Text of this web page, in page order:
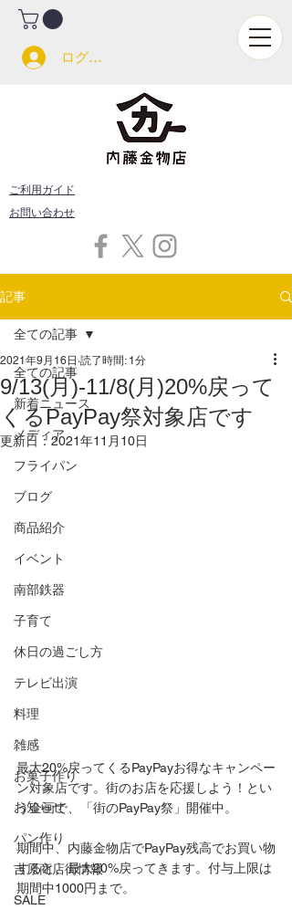
ログイン
ご利用ガイド
お問い合わせ
記事
全ての記事
新着ニュース
メディア
フライパン
ブログ
商品紹介
イベント
南部鉄器
子育て
休日の過ごし方
テレビ出演
料理
雑感
お菓子作り
お知らせ
パン作り
吉原商店街情報
SALE
全ての記事
9/13(月)-11/8(月)20%戻って
くるPayPay祭対象店です
2021年9月16日 読了時間: 1分
更新日： 2021年11月10日
最大20%戻ってくるPayPayお得なキャンペー
ン対象店です。街のお店を応援しよう！とい
う企画で、「街のPayPay祭」開催中。
期間中、内藤金物店でPayPay残高でお買い物
すると、最大20%戻ってきます。付与上限は
期間中1000円まで。